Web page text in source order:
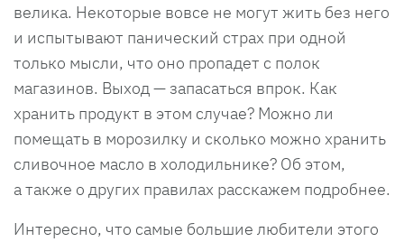
велика. Некоторые вовсе не могут жить без него
и испытывают панический страх при одной
только мысли, что оно пропадет с полок
магазинов. Выход — запасаться впрок. Как
хранить продукт в этом случае? Можно ли
помещать в морозилку и сколько можно хранить
сливочное масло в холодильнике? Об этом,
а также о других правилах расскажем подробнее.
Интересно, что самые большие любители этого